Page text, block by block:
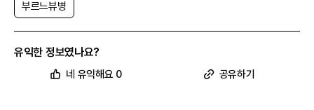
부르느뷰병
유익한 정보였나요?
네 유익해요 0 공유하기